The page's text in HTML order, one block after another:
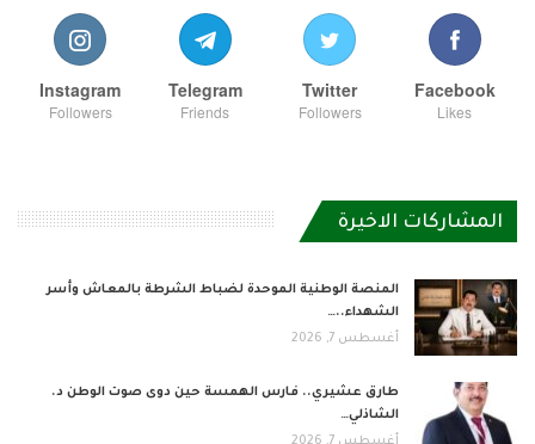
Facebook
Likes
Twitter
Followers
Telegram
Friends
Instagram
Followers
المشاركات الاخيرة
المنصة الوطنية الموحدة لضباط الشرطة بالمعاش وأسر
الشهداء..…
أغسطس 7, 2026
طارق عشيري.. فارس الهمسة حين دوى صوت الوطن د.
الشاذلي…